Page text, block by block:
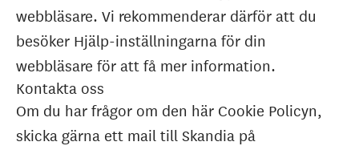
webbläsare. Vi rekommenderar därför att du
besöker Hjälp-inställningarna för din
webbläsare för att få mer information.
Kontakta oss
Om du har frågor om den här Cookie Policyn,
skicka gärna ett mail till Skandia på